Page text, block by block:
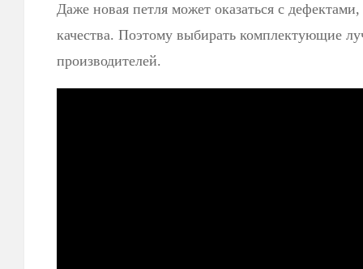
Даже новая петля может оказаться с
качества. Поэтому выбирать комплектующие
производителей.